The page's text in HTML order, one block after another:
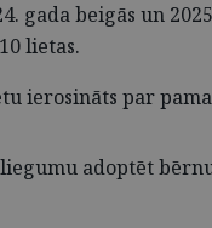
gada beigās un
lietas.
ierosināts par
adoptēt